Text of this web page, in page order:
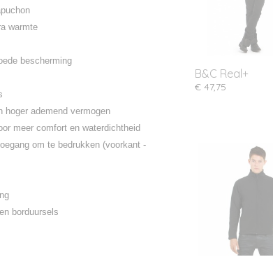
warmte
bescherming
hoger ademend vermogen
meer comfort en waterdichtheid
om te bedrukken (voorkant -
borduursels
B&C Real+
€ 47,75